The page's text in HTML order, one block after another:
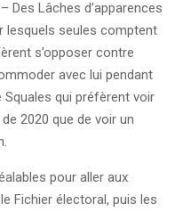
Des Lâches d’apparences
lesquels seules comptent
s’opposer contre
avec lui pendant
qui préfèrent voir
2020 que de voir un
pour aller aux
Fichier électoral, puis les